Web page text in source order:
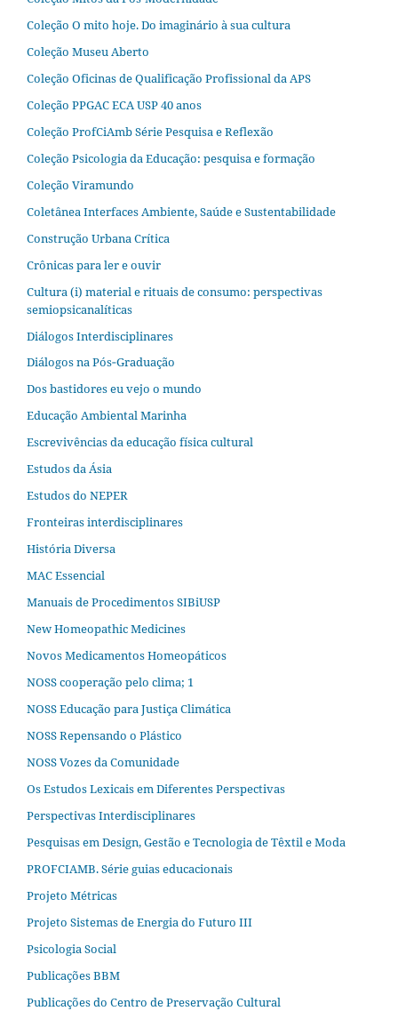
Coleção O mito hoje. Do imaginário à sua cultura
Coleção Museu Aberto
Coleção Oficinas de Qualificação Profissional da APS
Coleção PPGAC ECA USP 40 anos
Coleção ProfCiAmb Série Pesquisa e Reflexão
Coleção Psicologia da Educação: pesquisa e formação
Coleção Viramundo
Coletânea Interfaces Ambiente, Saúde e Sustentabilidade
Construção Urbana Crítica
Crônicas para ler e ouvir
Cultura (i) material e rituais de consumo: perspectivas
semiopsicanalíticas
Diálogos Interdisciplinares
Diálogos na Pós‐Graduação
Dos bastidores eu vejo o mundo
Educação Ambiental Marinha
Escrevivências da educação física cultural
Estudos da Ásia​
Estudos do NEPER
Fronteiras interdisciplinares
História Diversa
MAC Essencial
Manuais de Procedimentos SIBiUSP
New Homeopathic Medicines
Novos Medicamentos Homeopáticos
NOSS cooperação pelo clima; 1
NOSS Educação para Justiça Climática
NOSS Repensando o Plástico
NOSS Vozes da Comunidade
Os Estudos Lexicais em Diferentes Perspectivas
Perspectivas Interdisciplinares
Pesquisas em Design, Gestão e Tecnologia de Têxtil e Moda
PROFCIAMB. Série guias educacionais
Projeto Métricas
Projeto Sistemas de Energia do Futuro III
Psicologia Social
Publicações BBM
Publicações do Centro de Preservação Cultural